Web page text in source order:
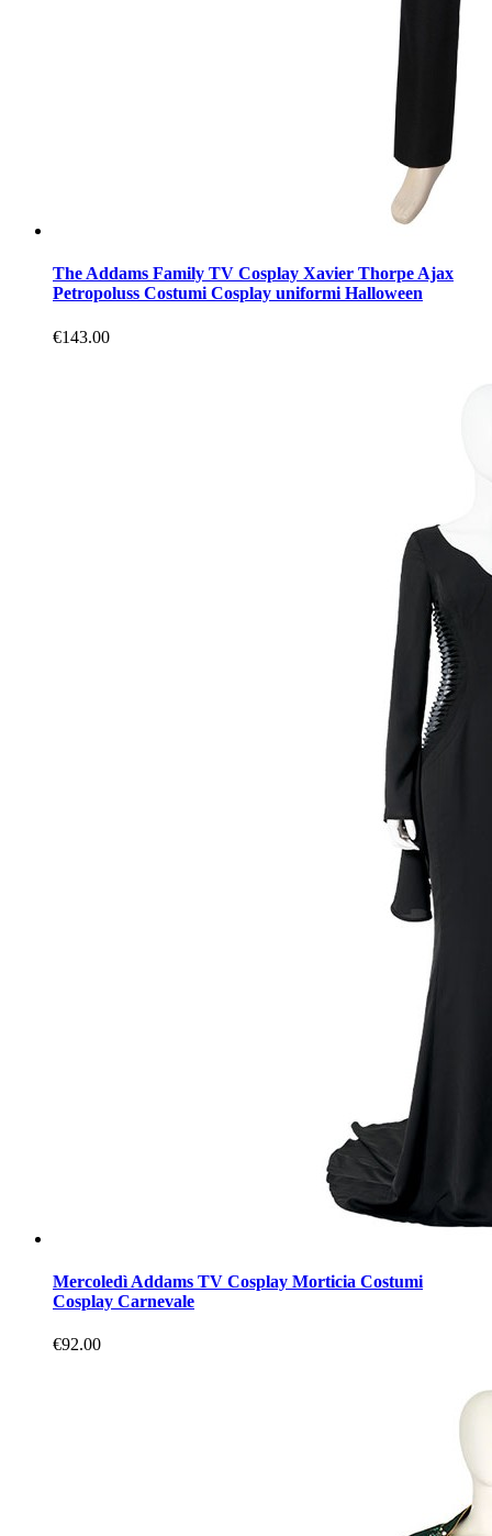
The Addams Family TV Cosplay Xavier Thorpe Ajax
Petropoluss Costumi Cosplay uniformi Halloween
€143.00
Mercoledì Addams TV Cosplay Morticia Costumi
Cosplay Carnevale
€92.00